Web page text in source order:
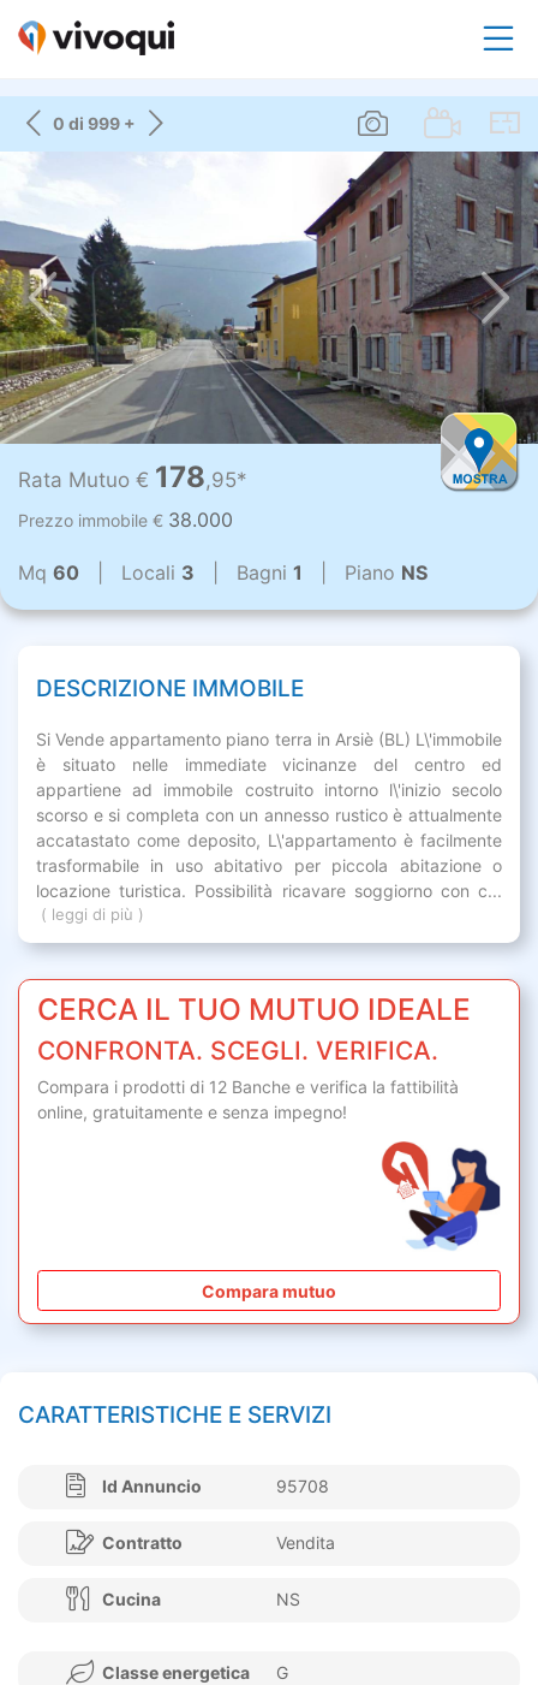
0 di 999 +
Rata Mutuo € 178,95*
Prezzo immobile € 38.000
Mq 60 | Locali 3 | Bagni 1 | Piano NS
DESCRIZIONE IMMOBILE
Si Vende appartamento piano terra in Arsiè (BL) L\'immobile
è situato nelle immediate vicinanze del centro ed
appartiene ad immobile costruito intorno l\'inizio secolo
scorso e si completa con un annesso rustico è attualmente
accatastato come deposito, L\'appartamento è facilmente
trasformabile in uso abitativo per piccola abitazione o
locazione turistica. Possibilità ricavare soggiorno con c...
( leggi di più )
CERCA IL TUO MUTUO IDEALE
CONFRONTA. SCEGLI. VERIFICA.
Compara i prodotti di 12 Banche e verifica la fattibilità
online, gratuitamente e senza impegno!
Compara mutuo
CARATTERISTICHE E SERVIZI
Id Annuncio 95708
Contratto Vendita
Cucina NS
Classe energetica G